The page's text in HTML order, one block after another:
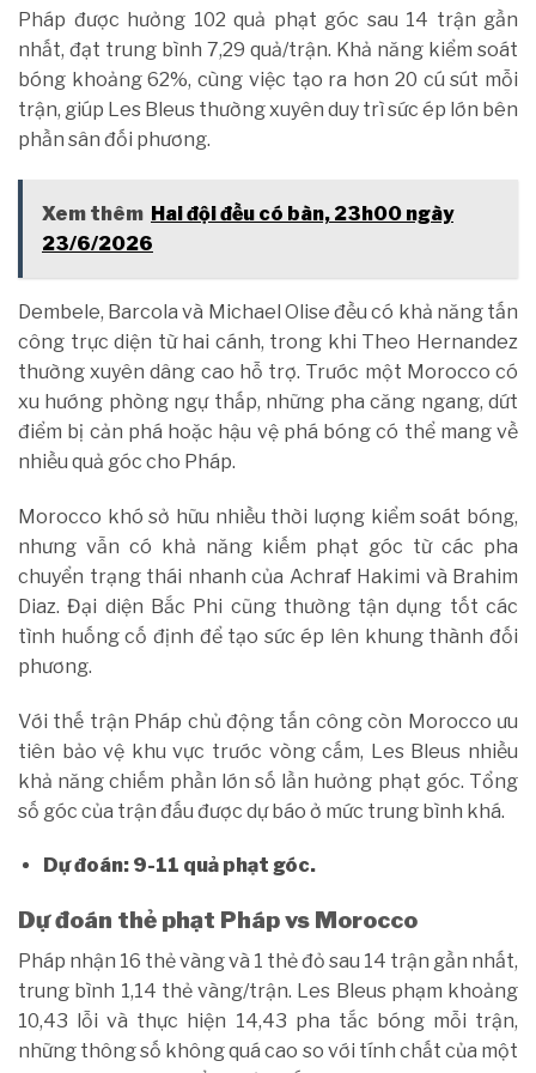
Pháp được hưởng 102 quả phạt góc sau 14 trận gần
nhất, đạt trung bình 7,29 quả/trận. Khả năng kiểm soát
bóng khoảng 62%, cùng việc tạo ra hơn 20 cú sút mỗi
trận, giúp Les Bleus thường xuyên duy trì sức ép lớn bên
phần sân đối phương.
Xem thêm Hai đội đều có bàn, 23h00 ngày
23/6/2026
Dembele, Barcola và Michael Olise đều có khả năng tấn
công trực diện từ hai cánh, trong khi Theo Hernandez
thường xuyên dâng cao hỗ trợ. Trước một Morocco có
xu hướng phòng ngự thấp, những pha căng ngang, dứt
điểm bị cản phá hoặc hậu vệ phá bóng có thể mang về
nhiều quả góc cho Pháp.
Morocco khó sở hữu nhiều thời lượng kiểm soát bóng,
nhưng vẫn có khả năng kiếm phạt góc từ các pha
chuyển trạng thái nhanh của Achraf Hakimi và Brahim
Diaz. Đại diện Bắc Phi cũng thường tận dụng tốt các
tình huống cố định để tạo sức ép lên khung thành đối
phương.
Với thế trận Pháp chủ động tấn công còn Morocco ưu
tiên bảo vệ khu vực trước vòng cấm, Les Bleus nhiều
khả năng chiếm phần lớn số lần hưởng phạt góc. Tổng
số góc của trận đấu được dự báo ở mức trung bình khá.
Dự đoán: 9-11 quả phạt góc.
Dự đoán thẻ phạt Pháp vs Morocco
Pháp nhận 16 thẻ vàng và 1 thẻ đỏ sau 14 trận gần nhất,
trung bình 1,14 thẻ vàng/trận. Les Bleus phạm khoảng
10,43 lỗi và thực hiện 14,43 pha tắc bóng mỗi trận,
những thông số không quá cao so với tính chất của một